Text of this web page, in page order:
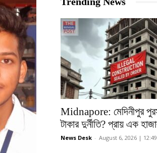
Midnapore: মেদিনীপুর
টাকার দুর্নীতি? প্রায় এক
News Desk - August 6, 2026 |